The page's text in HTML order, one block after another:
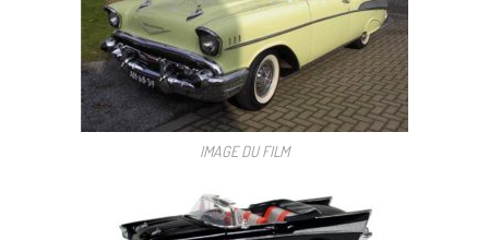
IMAGE DU FILM